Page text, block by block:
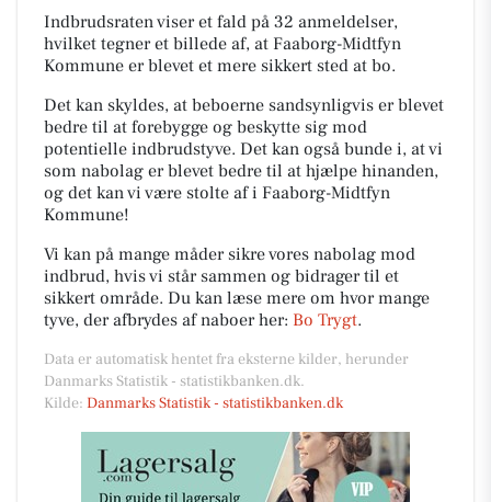
Indbrudsraten viser et fald på 32 anmeldelser,
hvilket tegner et billede af, at Faaborg-Midtfyn
Kommune er blevet et mere sikkert sted at bo.
Det kan skyldes, at beboerne sandsynligvis er blevet
bedre til at forebygge og beskytte sig mod
potentielle indbrudstyve. Det kan også bunde i, at vi
som nabolag er blevet bedre til at hjælpe hinanden,
og det kan vi være stolte af i Faaborg-Midtfyn
Kommune!
Vi kan på mange måder sikre vores nabolag mod
indbrud, hvis vi står sammen og bidrager til et
sikkert område. Du kan læse mere om hvor mange
tyve, der afbrydes af naboer her: Bo Trygt.
Data er automatisk hentet fra eksterne kilder, herunder
Danmarks Statistik - statistikbanken.dk.
Kilde: Danmarks Statistik - statistikbanken.dk